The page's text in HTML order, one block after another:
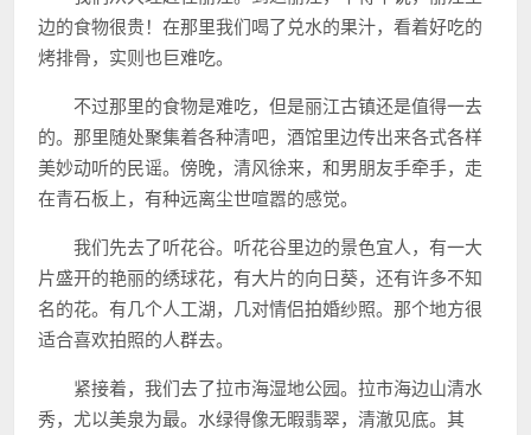
边的食物很贵！在那里我们喝了兑水的果汁，看着好吃的
烤排骨，实则也巨难吃。
不过那里的食物是难吃，但是丽江古镇还是值得一去
的。那里随处聚集着各种清吧，酒馆里边传出来各式各样
美妙动听的民谣。傍晚，清风徐来，和男朋友手牵手，走
在青石板上，有种远离尘世喧嚣的感觉。
我们先去了听花谷。听花谷里边的景色宜人，有一大
片盛开的艳丽的绣球花，有大片的向日葵，还有许多不知
名的花。有几个人工湖，几对情侣拍婚纱照。那个地方很
适合喜欢拍照的人群去。
紧接着，我们去了拉市海湿地公园。拉市海边山清水
秀，尤以美泉为最。水绿得像无暇翡翠，清澈见底。其